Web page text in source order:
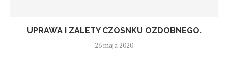
UPRAWA I ZALETY CZOSNKU OZDOBNEGO.
26 maja 2020